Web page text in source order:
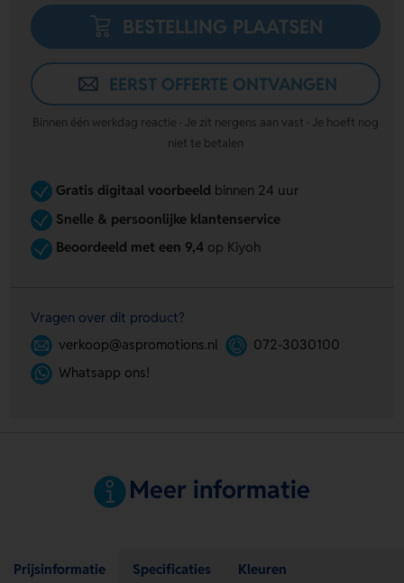
BESTELLING PLAATSEN
EERST OFFERTE ONTVANGEN
Binnen één werkdag reactie · Je zit nergens aan vast · Je hoeft nog
niet te betalen
Gratis digitaal voorbeeld binnen 24 uur
Snelle & persoonlijke klantenservice
Beoordeeld met een 9,4op Kiyoh
Vragen over dit product?
verkoop@aspromotions.nl
072-3030100
Whatsapp ons!
Meer informatie
Prijsinformatie Specificaties Kleuren